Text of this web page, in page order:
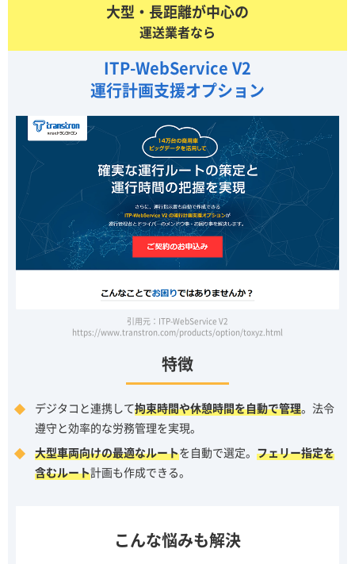
大型・長距離が中心の
運送業者なら
ITP-WebService V2
運行計画支援オプション
引用元：ITP-WebService V2
https://www.transtron.com/products/option/toxyz.html
特徴
デジタコと連携して拘束時間や休憩時間を自動で管理。法令
遵守と効率的な労務管理を実現。
大型車両向けの最適なルートを自動で選定。 フェリー指定を
含むルート計画も作成できる。
こんな悩みも解決